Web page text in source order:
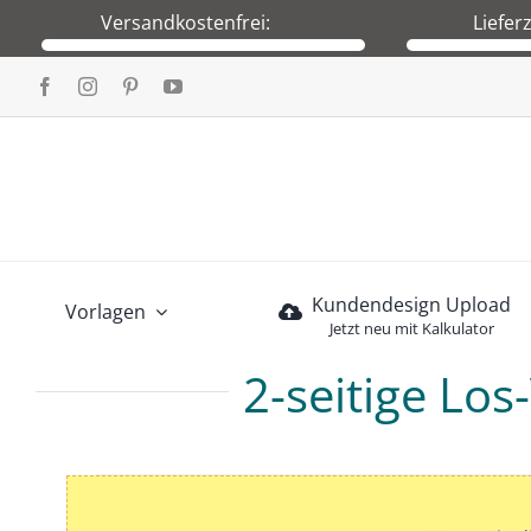
content
Versandkostenfrei:
Wir versenden versandkostenfrei innerhalb
von Deutschland und auch nach Österreich.
Produktion
Vorlagen Kundendesign Upload
Jetzt neu mit Kalkulator
2-seitige